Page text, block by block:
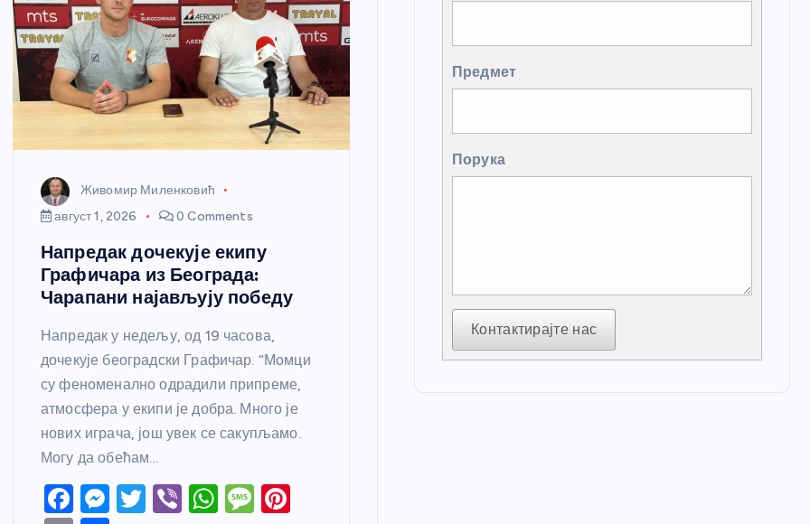
Живомир Миленковић
август 1, 2026
0 Comments
Напредак дочекује екипу
Графичара из Београда:
Чарапани најављују победу
Напредак у недељу, од 19 часова,
дочекује београдски Графичар. “Момци
су феноменално одрадили припреме,
атмосфера у екипи је добра. Много је
нових играча, још увек се сакупљамо.
Могу да обећам…
F
M T
Vi W M
Предмет
Порука
Контактирајте нас